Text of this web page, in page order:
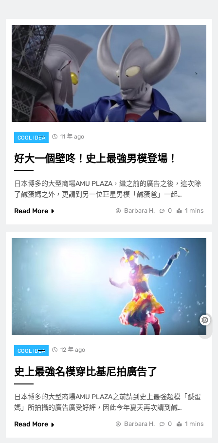
COOL IDEA 11 年 ago
好大一個壁咚！史上最強男模登場！
日本博多的大型商場AMU PLAZA，繼之前的廣告之後，這次除
了鹹蛋媽之外，更請到另一位巨星男模「鹹蛋爸」一起…
Read More
Barbara H. 0 1 mins
COOL IDEA 12 年 ago
史上最強名模穿比基尼拍廣告了
日本博多的大型商場AMU PLAZA之前請到史上最強超模「鹹蛋
媽」所拍攝的廣告廣受好評，因此今年夏天再次請到鹹…
Read More
Barbara H. 0 1 mins